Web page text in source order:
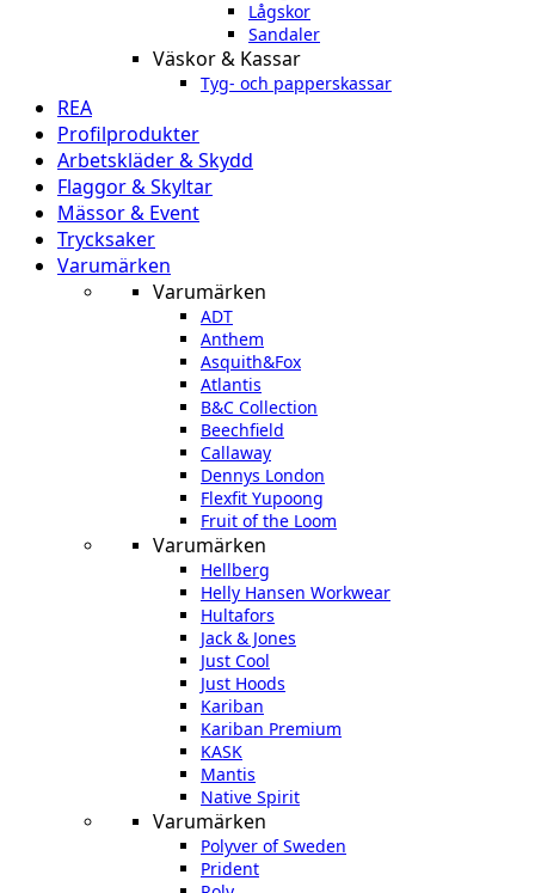
Lågskor
Sandaler
Väskor & Kassar
Tyg- och papperskassar
REA
Profilprodukter
Arbetskläder & Skydd
Flaggor & Skyltar
Mässor & Event
Trycksaker
Varumärken
Varumärken
ADT
Anthem
Asquith&Fox
Atlantis
B&C Collection
Beechfield
Callaway
Dennys London
Flexfit Yupoong
Fruit of the Loom
Varumärken
Hellberg
Helly Hansen Workwear
Hultafors
Jack & Jones
Just Cool
Just Hoods
Kariban
Kariban Premium
KASK
Mantis
Native Spirit
Varumärken
Polyver of Sweden
Prident